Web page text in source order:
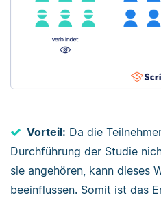
Vorteil: Da die
Durchführung der Studie
sie angehören, kann dieses
beeinflussen. Somit ist das